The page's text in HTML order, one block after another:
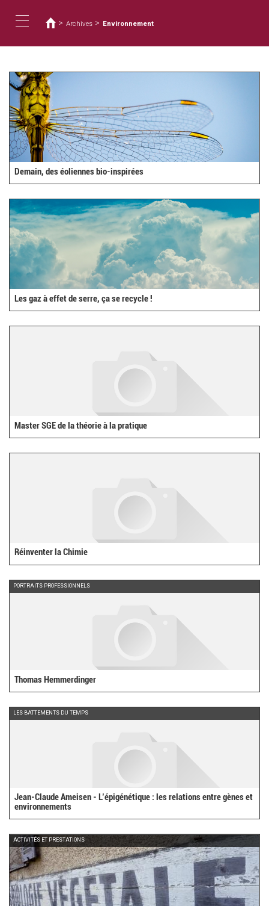
contenu
navigation
êtes
ici
> Archives > Environnement
Demain, des éoliennes bio-inspirées
Les gaz à effet de serre, ça se recycle !
Master SGE de la théorie à la pratique
Réinventer la Chimie
PORTRAITS PROFESSIONNELS
Thomas Hemmerdinger
LES BATTEMENTS DU TEMPS
Jean-Claude Ameisen - L’épigénétique : les relations entre gènes et
environnements
ACTIVITÉS ET PRESTATIONS